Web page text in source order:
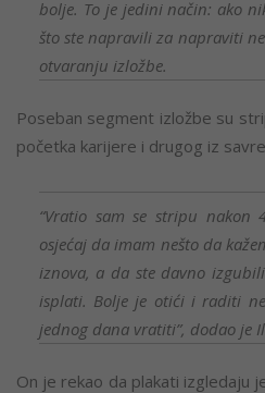
bolje. To je jedini način: ako
što ste napravili za napraviti
otvaranju izložbe.
Poseban segment izložbe su
početka karijere i drugog iz
“Vratio sam se stripu nakon
osjećaj da imam nešto da
iznova, a da ste davno
isplati. Bolje je otići i raditi
jednog dana vratiti”, dodao je
On je rekao da plakati izgledaju